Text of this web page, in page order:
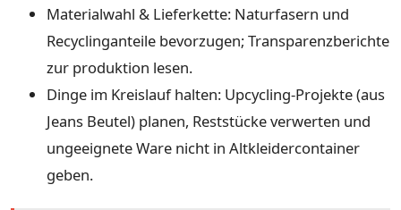
Materialwahl & Lieferkette: Naturfasern und
Recyclinganteile bevorzugen; Transparenzberichte
zur produktion lesen.
Dinge im Kreislauf halten: Upcycling-Projekte (aus
Jeans Beutel) planen, Reststücke verwerten und
ungeeignete Ware nicht in Altkleidercontainer
geben.